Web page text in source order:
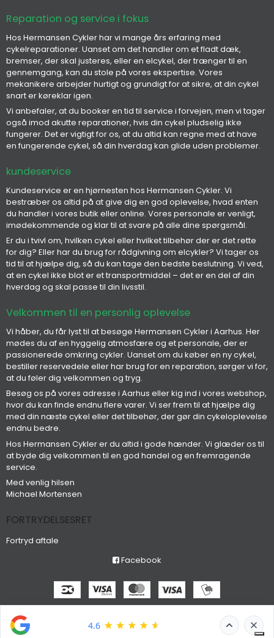
Reparation og service i fokus
Hos Hermansen Cykler har vi mange års erfaring med
cykelreparationer. Uanset om det handler om et fladt dæk,
bremser, der skal justeres, eller en elcykel, der trænger til en
gennemgang, kan du stole på vores ekspertise. Vores
mekanikere arbejder hurtigt og grundigt for at sikre, at din cykel
snart er køreklar igen.
Vi anbefaler, at du booker en tid til service i forvejen, men vi tager
også imod akutte reparationer, hvis din cykel pludselig ikke
fungerer. Det er vigtigt for os, at du altid kan regne med at have
en fungerende cykel, så din hverdag kan glide uden problemer.
kundeservice
Kundeservice er en hjørnesten hos Hermansen Cykler. Vi
bestræber os altid på at give dig en god oplevelse, hvad enten
du handler i vores butik eller online. Vores personale er venligt,
imødekommende og klar til at svare på alle dine spørgsmål.
Er du i tvivl om, hvilken cykel eller hvilket tilbehør der er det rette
for dig? Eller har du brug for rådgivning om elcykler? Vi tager os
tid til at hjælpe dig, så du kan tage den bedste beslutning. Vi ved,
at en cykel ikke blot er et transportmiddel – det er en del af din
hverdag og skal passe til din livsstil.
Velkommen til en personlig oplevelse
Vi håber, du får lyst til at besøge Hermansen Cykler i Aarhus. Her
mødes du af en hyggelig atmosfære og et personale, der er
passionerede omkring cykler. Uanset om du køber en ny cykel,
bestiller reservedele eller har brug for en reparation, sørger vi for,
at du føler dig velkommen og tryg.
Besøg os på vores adresse i Aarhus eller kig ind i vores webshop,
hvor du kan finde endnu flere varer. Vi ser frem til at hjælpe dig
med din næste cykel eller det tilbehør, der gør din cykeloplevelse
endnu bedre.
Hos Hermansen Cykler er du altid i gode hænder. Vi glæder os til
at byde dig velkommen til en god handel og en fremragende
service.
Med venlig hilsen
Michael Mortensen
FORTRYDELSESRET
Fortryd aftale
Facebook